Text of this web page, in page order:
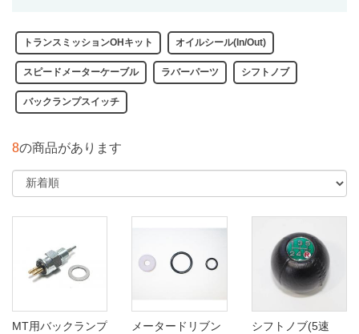
トランスミッションOHキット オイルシール(In/Out)
スピードメーターケーブル ラバーパーツ シフトノブ
バックランプスイッチ
8の商品があります
MT用バックランプ
メータードリブン
シフトノブ(5速